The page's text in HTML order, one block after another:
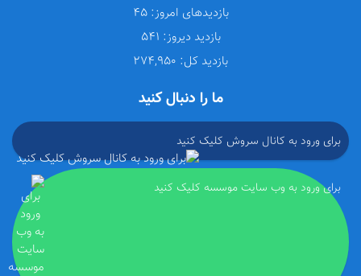
بازدیدهای امروز: 45
بازدید دیروز:
بازدید کل:
ما را دنبال کنید
برای ورود به کانال سروش کلیک کنید
برای ورود به وب سایت موسسه کلیک کنید